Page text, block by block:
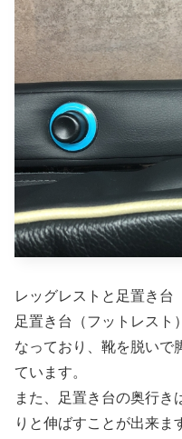
レッグレストと足置き台
足置き台（フットレスト
なっており、靴を脱いで
ています。
また、足置き台の奥行き
りと伸ばすことが出来ま